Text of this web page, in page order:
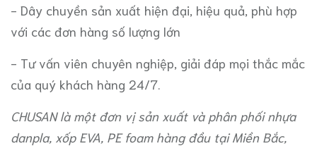
- Dây chuyền sản xuất hiện đại, hiệu quả, phù hợp
với các đơn hàng số lượng lớn
- Tư vấn viên chuyên nghiệp, giải đáp mọi thắc mắc
của quý khách hàng 24/7.
CHUSANlà một đơn vị sản xuất và phân phối nhựa
danpla, xốp EVA, PE foam hàng đầu tại Miền Bắc,